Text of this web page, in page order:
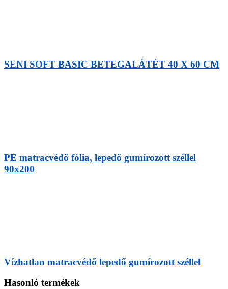
SENI SOFT BASIC BETEGALÁTÉT 40 X 60 CM
PE matracvédő fólia, lepedő gumírozott széllel
90x200
Vízhatlan matracvédő lepedő gumírozott széllel
Hasonló termékek